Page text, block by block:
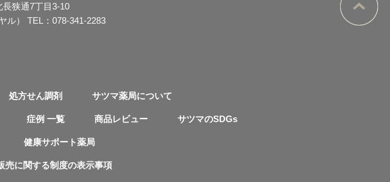
狭通7丁目3-10
ル） TEL： 078-341-2283
処方せん調剤 サツマ薬局について
症例 一覧 商品レビュー サツマのSDGs
健康サポート薬局
売に関する制度の表示事項